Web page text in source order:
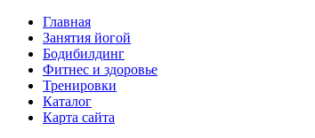
Главная
Занятия йогой
Бодибилдинг
Фитнес и здоровье
Тренировки
Каталог
Карта сайта